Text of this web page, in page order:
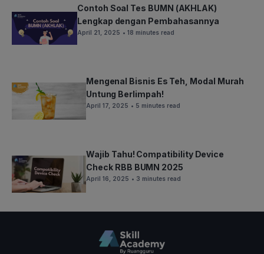
Contoh Soal Tes BUMN (AKHLAK)
Lengkap dengan Pembahasannya
April 21, 2025 • 18 minutes read
Mengenal Bisnis Es Teh, Modal Murah
Untung Berlimpah!
April 17, 2025 • 5 minutes read
Wajib Tahu! Compatibility Device
Check RBB BUMN 2025
April 16, 2025 • 3 minutes read